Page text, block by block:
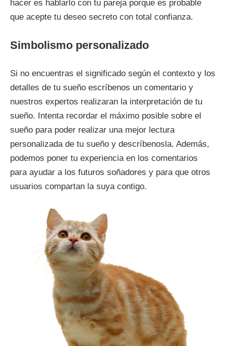
hacer es hablarlo con tu pareja porque es probable
que acepte tu deseo secreto con total confianza.
Simbolismo personalizado
Si no encuentras el significado según el contexto y los
detalles de tu sueño escríbenos un comentario y
nuestros expertos realizaran la interpretación de tu
sueño. Intenta recordar el máximo posible sobre el
sueño para poder realizar una mejor lectura
personalizada de tu sueño y descríbenosla. Además,
podemos poner tu experiencia en los comentarios
para ayudar a los futuros soñadores y para que otros
usuarios compartan la suya contigo.